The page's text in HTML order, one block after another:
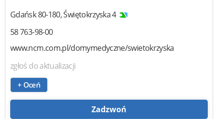
Gdańsk80-180,Świętokrzyska 4
58 763-98-00
www.ncm.com.pl/domymedyczne/swietokrzyska
zgłoś do aktualizacji
+ Oceń
Zadzwoń